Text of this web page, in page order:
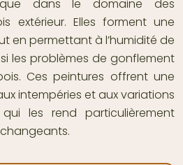
dans le domaine des
extérieur. Elles forment une
en permettant à l’humidité de
les problèmes de gonflement
Ces peintures offrent une
intempéries et aux variations
les rend particulièrement